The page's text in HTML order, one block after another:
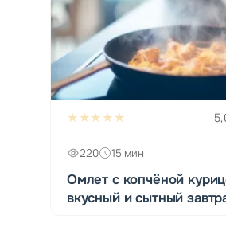
★★★★★
220 15 мин
Омлет с копчёной
вкусный и сытный